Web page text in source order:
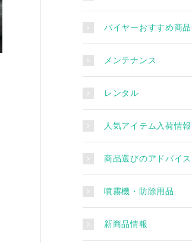
バイヤーおすすめ商品
メンテナンス
レンタル
人気アイテム入荷情報
商品選びのアドバイス
噴霧機・防除用品
新商品情報